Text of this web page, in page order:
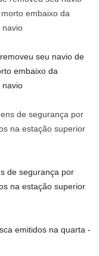
seu navio de
embaixo da
navio
de segurança por
na estação superior
emitidos na quarta -